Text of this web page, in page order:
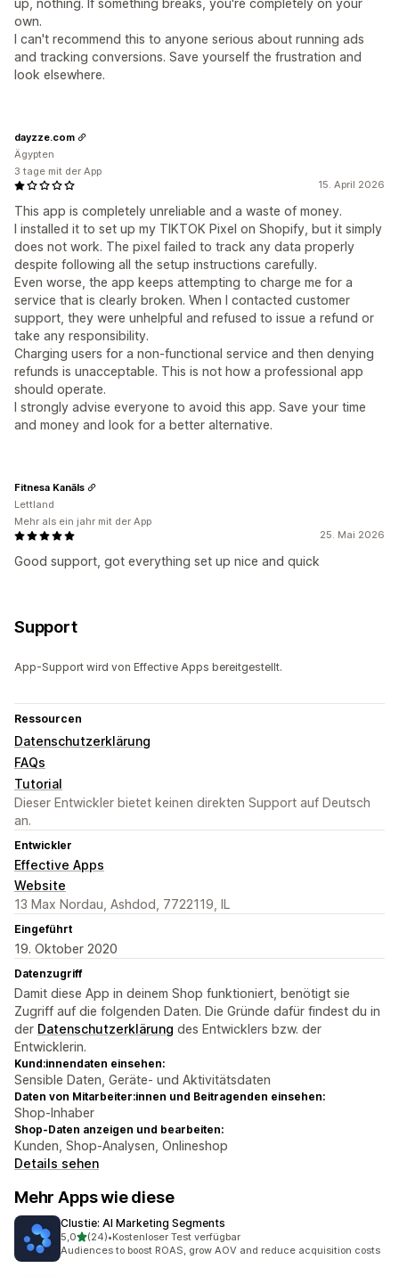
up, nothing. If something breaks, you're completely on your
own.
I can't recommend this to anyone serious about running ads
and tracking conversions. Save yourself the frustration and
look elsewhere.
15. April 2026
This app is completely unreliable and a waste of money.
I installed it to set up my TIKTOK Pixel on Shopify, but it simply
does not work. The pixel failed to track any data properly
despite following all the setup instructions carefully.
Even worse, the app keeps attempting to charge me for a
service that is clearly broken. When I contacted customer
support, they were unhelpful and refused to issue a refund or
take any responsibility.
Charging users for a non-functional service and then denying
refunds is unacceptable. This is not how a professional app
should operate.
I strongly advise everyone to avoid this app. Save your time
and money and look for a better alternative.
dayzze.com
Ägypten
3 tage mit der App
25. Mai 2026
Good support, got everything set up nice and quick
Fitnesa Kanāls
Lettland
Mehr als ein jahr mit der App
Support
App-Support wird von Effective Apps bereitgestellt.
Ressourcen
Datenschutzerklärung
FAQs
Tutorial
Dieser Entwickler bietet keinen direkten Support auf Deutsch
an.
Entwickler
Effective Apps
Website
13 Max Nordau, Ashdod, 7722119, IL
Eingeführt
19. Oktober 2020
Datenzugriff
Damit diese App in deinem Shop funktioniert, benötigt sie
Zugriff auf die folgenden Daten. Die Gründe dafür findest du in
der Datenschutzerklärung des Entwicklers bzw. der
Entwicklerin.
Kund:innendaten einsehen:
Sensible Daten, Geräte- und Aktivitätsdaten
Daten von Mitarbeiter:innen und Beitragenden einsehen:
Shop-Inhaber
Shop-Daten anzeigen und bearbeiten:
Kunden, Shop-Analysen, Onlineshop
Details sehen
Mehr Apps wie diese
Clustie: AI Marketing Segments
5,0von 5 Sternen
(24)
24 Rezensionen insgesamt
•Kostenloser Test verfügbar
Audiences to boost ROAS, grow AOV and reduce acquisition costs